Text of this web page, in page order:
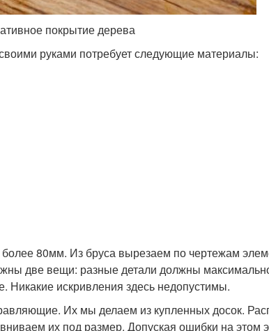
покрытие дерева
руками потребует следующие материалы:
более 80мм. Из бруса вырезаем по чертежам
две вещи: разные детали должны
Никакие искривления здесь недопустимы.
Их мы делаем из купленных досок.
их под размер. Допуская ошибки на этом